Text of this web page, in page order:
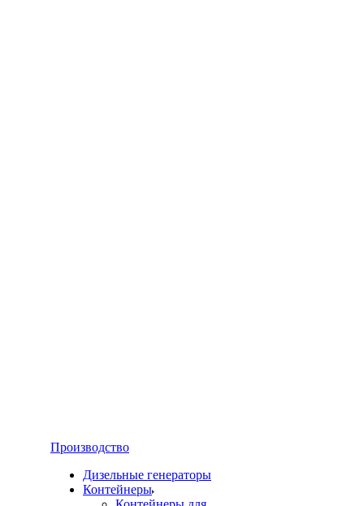
Производство
Дизельные генераторы
Контейнеры